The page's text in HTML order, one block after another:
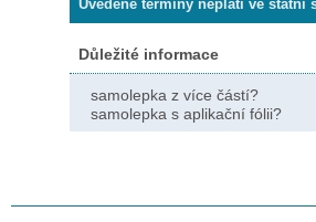
Uvedené termíny neplatí ve statní
Důležité informace
samolepka z více částí?
samolepka s aplikační fólii?